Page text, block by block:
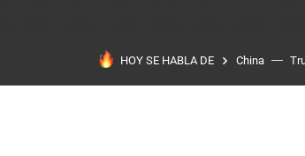
HOY SE HABLA DE China